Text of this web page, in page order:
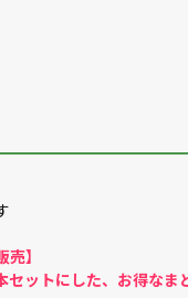
】
ットにした、お得なま